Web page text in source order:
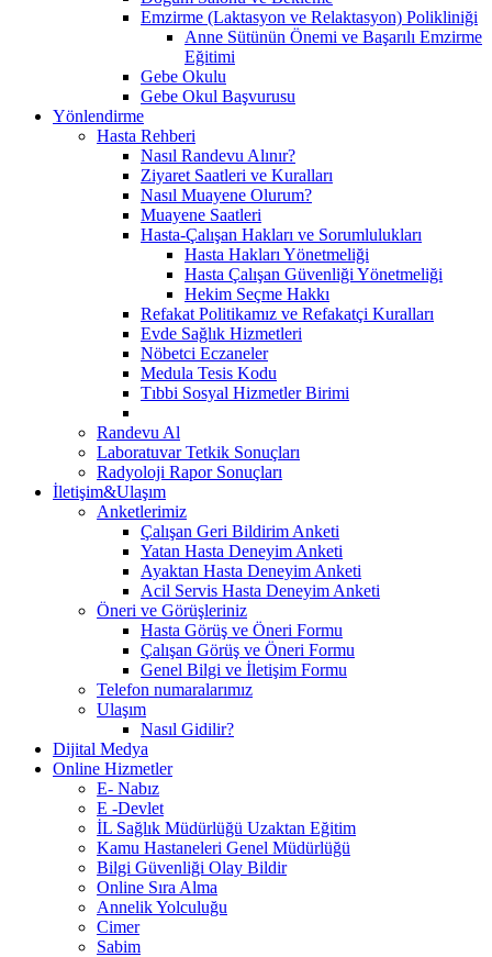
Emzirme (Laktasyon ve Relaktasyon) Polikliniği
Anne Sütünün Önemi ve Başarılı Emzirme
Eğitimi
Gebe Okulu
Gebe Okul Başvurusu
Yönlendirme
Hasta Rehberi
Nasıl Randevu Alınır?
Ziyaret Saatleri ve Kuralları
Nasıl Muayene Olurum?
Muayene Saatleri
Hasta-Çalışan Hakları ve Sorumlulukları
Hasta Hakları Yönetmeliği
Hasta Çalışan Güvenliği Yönetmeliği
Hekim Seçme Hakkı
Refakat Politikamız ve Refakatçi Kuralları
Evde Sağlık Hizmetleri
Nöbetci Eczaneler
Medula Tesis Kodu
Tıbbi Sosyal Hizmetler Birimi
Randevu Al
Laboratuvar Tetkik Sonuçları
Radyoloji Rapor Sonuçları
İletişim&Ulaşım
Anketlerimiz
Çalışan Geri Bildirim Anketi
Yatan Hasta Deneyim Anketi
Ayaktan Hasta Deneyim Anketi
Acil Servis Hasta Deneyim Anketi
Öneri ve Görüşleriniz
Hasta Görüş ve Öneri Formu
Çalışan Görüş ve Öneri Formu
Genel Bilgi ve İletişim Formu
Telefon numaralarımız
Ulaşım
Nasıl Gidilir?
Dijital Medya
Online Hizmetler
E- Nabız
E -Devlet
İL Sağlık Müdürlüğü Uzaktan Eğitim
Kamu Hastaneleri Genel Müdürlüğü
Bilgi Güvenliği Olay Bildir
Online Sıra Alma
Annelik Yolculuğu
Cimer
Sabim